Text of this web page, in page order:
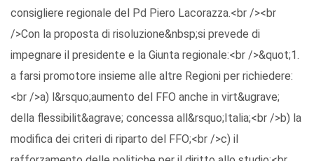
consigliere regionale del Pd Piero Lacorazza.<br /><br
/>Con la proposta di risoluzione&nbsp;si prevede di
impegnare il presidente e la Giunta regionale:<br />&quot;1.
a farsi promotore insieme alle altre Regioni per richiedere:
<br />a) l&rsquo;aumento del FFO anche in virt&ugrave;
della flessibilit&agrave; concessa all&rsquo;Italia;<br />b) la
modifica dei criteri di riparto del FFO;<br />c) il